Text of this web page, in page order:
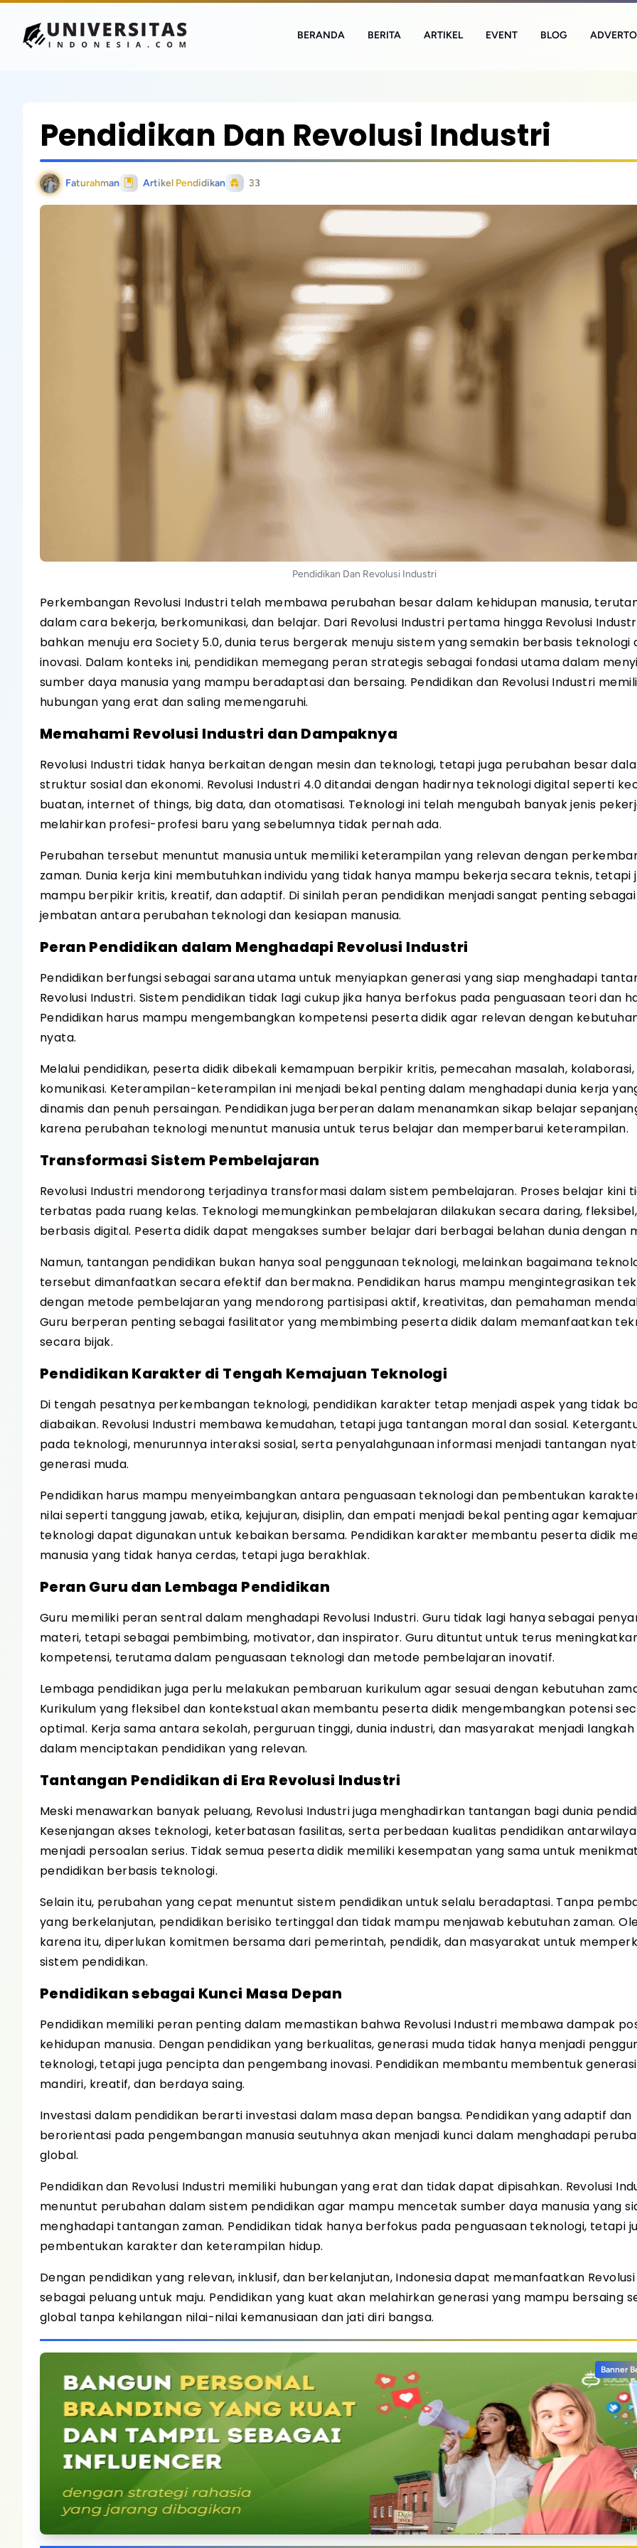
BERANDA BERITA ARTIKEL EVENT BLOG
Pendidikan Dan Revolusi Industri
Faturahman Artikel Pendidikan 33
Pendidikan Dan Revolusi Industri
Perkembangan Revolusi Industri telah membawa perubahan besar dalam kehidupan manusia,
dalam cara bekerja, berkomunikasi, dan belajar. Dari Revolusi Industri pertama hingga Revolusi
bahkan menuju era Society 5.0, dunia terus bergerak menuju sistem yang semakin berbasis teknologi
inovasi. Dalam konteks ini, pendidikan memegang peran strategis sebagai fondasi utama dalam
sumber daya manusia yang mampu beradaptasi dan bersaing. Pendidikan dan Revolusi Industri
hubungan yang erat dan saling memengaruhi.
Memahami Revolusi Industri dan Dampaknya
Revolusi Industri tidak hanya berkaitan dengan mesin dan teknologi, tetapi juga perubahan besar
struktur sosial dan ekonomi. Revolusi Industri 4.0 ditandai dengan hadirnya teknologi digital seperti
buatan, internet of things, big data, dan otomatisasi. Teknologi ini telah mengubah banyak jenis
melahirkan profesi-profesi baru yang sebelumnya tidak pernah ada.
Perubahan tersebut menuntut manusia untuk memiliki keterampilan yang relevan dengan
zaman. Dunia kerja kini membutuhkan individu yang tidak hanya mampu bekerja secara teknis, tetapi
mampu berpikir kritis, kreatif, dan adaptif. Di sinilah peran pendidikan menjadi sangat penting sebagai
jembatan antara perubahan teknologi dan kesiapan manusia.
Peran Pendidikan dalam Menghadapi Revolusi Industri
Pendidikan berfungsi sebagai sarana utama untuk menyiapkan generasi yang siap menghadapi
Revolusi Industri. Sistem pendidikan tidak lagi cukup jika hanya berfokus pada penguasaan teori dan
Pendidikan harus mampu mengembangkan kompetensi peserta didik agar relevan dengan
nyata.
Melalui pendidikan, peserta didik dibekali kemampuan berpikir kritis, pemecahan masalah, kolaborasi,
komunikasi. Keterampilan-keterampilan ini menjadi bekal penting dalam menghadapi dunia kerja
dinamis dan penuh persaingan. Pendidikan juga berperan dalam menanamkan sikap belajar
karena perubahan teknologi menuntut manusia untuk terus belajar dan memperbarui keterampilan.
Transformasi Sistem Pembelajaran
Revolusi Industri mendorong terjadinya transformasi dalam sistem pembelajaran. Proses belajar kini
terbatas pada ruang kelas. Teknologi memungkinkan pembelajaran dilakukan secara daring,
berbasis digital. Peserta didik dapat mengakses sumber belajar dari berbagai belahan dunia dengan
Namun, tantangan pendidikan bukan hanya soal penggunaan teknologi, melainkan bagaimana
tersebut dimanfaatkan secara efektif dan bermakna. Pendidikan harus mampu mengintegrasikan
dengan metode pembelajaran yang mendorong partisipasi aktif, kreativitas, dan pemahaman
Guru berperan penting sebagai fasilitator yang membimbing peserta didik dalam memanfaatkan
secara bijak.
Pendidikan Karakter di Tengah Kemajuan Teknologi
Di tengah pesatnya perkembangan teknologi, pendidikan karakter tetap menjadi aspek yang tidak
diabaikan. Revolusi Industri membawa kemudahan, tetapi juga tantangan moral dan sosial.
pada teknologi, menurunnya interaksi sosial, serta penyalahgunaan informasi menjadi tantangan
generasi muda.
Pendidikan harus mampu menyeimbangkan antara penguasaan teknologi dan pembentukan
nilai seperti tanggung jawab, etika, kejujuran, disiplin, dan empati menjadi bekal penting agar
teknologi dapat digunakan untuk kebaikan bersama. Pendidikan karakter membantu peserta didik
manusia yang tidak hanya cerdas, tetapi juga berakhlak.
Peran Guru dan Lembaga Pendidikan
Guru memiliki peran sentral dalam menghadapi Revolusi Industri. Guru tidak lagi hanya sebagai
materi, tetapi sebagai pembimbing, motivator, dan inspirator. Guru dituntut untuk terus
kompetensi, terutama dalam penguasaan teknologi dan metode pembelajaran inovatif.
Lembaga pendidikan juga perlu melakukan pembaruan kurikulum agar sesuai dengan kebutuhan
Kurikulum yang fleksibel dan kontekstual akan membantu peserta didik mengembangkan potensi
optimal. Kerja sama antara sekolah, perguruan tinggi, dunia industri, dan masyarakat menjadi
dalam menciptakan pendidikan yang relevan.
Tantangan Pendidikan di Era Revolusi Industri
Meski menawarkan banyak peluang, Revolusi Industri juga menghadirkan tantangan bagi dunia
Kesenjangan akses teknologi, keterbatasan fasilitas, serta perbedaan kualitas pendidikan
menjadi persoalan serius. Tidak semua peserta didik memiliki kesempatan yang sama untuk
pendidikan berbasis teknologi.
Selain itu, perubahan yang cepat menuntut sistem pendidikan untuk selalu beradaptasi. Tanpa
yang berkelanjutan, pendidikan berisiko tertinggal dan tidak mampu menjawab kebutuhan zaman.
karena itu, diperlukan komitmen bersama dari pemerintah, pendidik, dan masyarakat untuk
sistem pendidikan.
Pendidikan sebagai Kunci Masa Depan
Pendidikan memiliki peran penting dalam memastikan bahwa Revolusi Industri membawa dampak
kehidupan manusia. Dengan pendidikan yang berkualitas, generasi muda tidak hanya menjadi
teknologi, tetapi juga pencipta dan pengembang inovasi. Pendidikan membantu membentuk
mandiri, kreatif, dan berdaya saing.
Investasi dalam pendidikan berarti investasi dalam masa depan bangsa. Pendidikan yang adaptif dan
berorientasi pada pengembangan manusia seutuhnya akan menjadi kunci dalam menghadapi
global.
Pendidikan dan Revolusi Industri memiliki hubungan yang erat dan tidak dapat dipisahkan. Revolusi
menuntut perubahan dalam sistem pendidikan agar mampu mencetak sumber daya manusia yang
menghadapi tantangan zaman. Pendidikan tidak hanya berfokus pada penguasaan teknologi, tetapi
pembentukan karakter dan keterampilan hidup.
Dengan pendidikan yang relevan, inklusif, dan berkelanjutan, Indonesia dapat memanfaatkan
sebagai peluang untuk maju. Pendidikan yang kuat akan melahirkan generasi yang mampu bersaing
global tanpa kehilangan nilai-nilai kemanusiaan dan jati diri bangsa.
Banner